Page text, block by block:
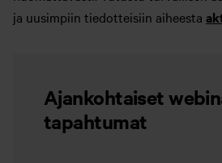
ja uusimpiin tiedotteisiin aiheesta
Ajankohtaiset
tapahtumat